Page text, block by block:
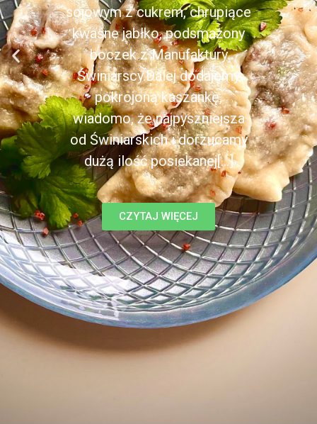
sojowym z cukrem, chrupiące
kwaśne jabłko, podsmażony
boczek z Manufaktury
Świniarscy.Dalej dodajemy
pokrojoną kaszankę,
wiadomo, że najpyszniejsza
od Świniarskich i dorzucamy
dużą ilość posiekanej[...]
CZYTAJ WIĘCEJ